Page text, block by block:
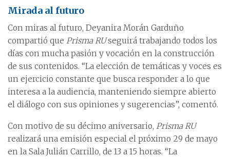
Mirada al futuro
Con miras al futuro, Deyanira Morán Garduño
compartió que Prisma RUseguirá trabajando todos los
días con mucha pasión y vocación en la construcción
de sus contenidos. “La elección de temáticas y voces es
un ejercicio constante que busca responder a lo que
interesa a la audiencia, manteniendo siempre abierto
el diálogo con sus opiniones y sugerencias”, comentó.
Con motivo de su décimo aniversario, Prisma RU
realizará una emisión especial el próximo 29 de mayo
en la Sala Julián Carrillo, de 13 a 15 horas. “La